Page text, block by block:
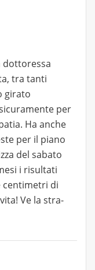
dottoressa
tra tanti
girato
per
Ha anche
per il piano
del sabato
i risultati
centimetri di
Ve la stra-